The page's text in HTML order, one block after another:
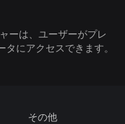
ーは、ユーザーがプレ
にアクセスできます。
その他